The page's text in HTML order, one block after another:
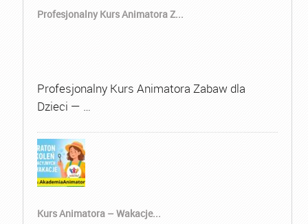
Profesjonalny Kurs Animatora Z...
Profesjonalny Kurs Animatora Zabaw dla
Dzieci — …
Kurs Animatora – Wakacje...